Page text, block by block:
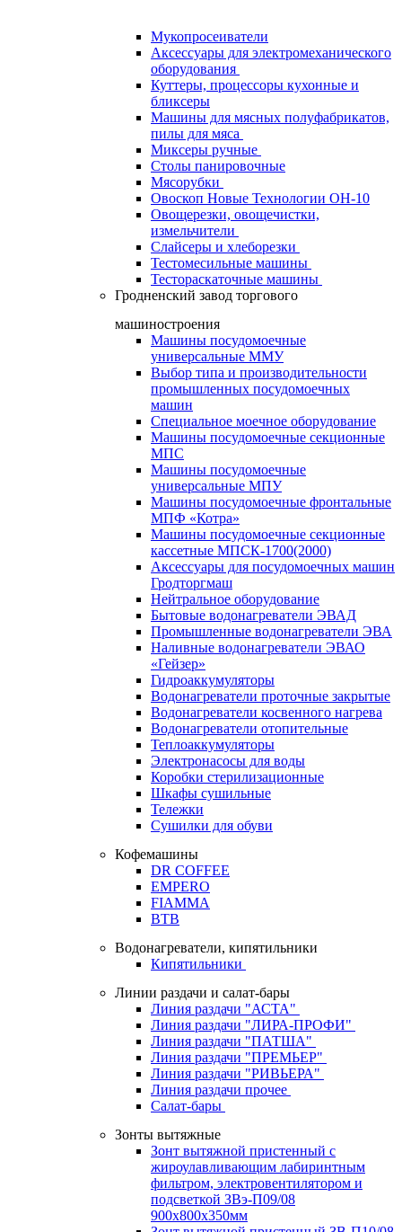
Мукопросеиватели
Аксессуары для электромеханического
оборудования
Куттеры, процессоры кухонные и
бликсеры
Машины для мясных полуфабрикатов,
пилы для мяса
Миксеры ручные
Столы панировочные
Мясорубки
Овоскоп Новые Технологии ОН-10
Овощерезки, овощечистки,
измельчители
Слайсеры и хлеборезки
Тестомесильные машины
Тестораскаточные машины
Гродненский завод торгового
машиностроения
Машины посудомоечные
универсальные ММУ
Выбор типа и производительности
промышленных посудомоечных
машин
Специальное моечное оборудование
Машины посудомоечные секционные
МПС
Машины посудомоечные
универсальные МПУ
Машины посудомоечные фронтальные
МПФ «Котра»
Машины посудомоечные секционные
кассетные МПСК-1700(2000)
Аксессуары для посудомоечных машин
Гродторгмаш
Нейтральное оборудование
Бытовые водонагреватели ЭВАД
Промышленные водонагреватели ЭВА
Наливные водонагреватели ЭВАО
«Гейзер»
Гидроаккумуляторы
Водонагреватели проточные закрытые
Водонагреватели косвенного нагрева
Водонагреватели отопительные
Теплоаккумуляторы
Электронасосы для воды
Коробки стерилизационные
Шкафы сушильные
Тележки
Сушилки для обуви
Кофемашины
DR COFFEE
EMPERO
FIAMMA
BTB
Водонагреватели, кипятильники
Кипятильники
Линии раздачи и салат-бары
Линия раздачи "АСТА"
Линия раздачи "ЛИРА-ПРОФИ"
Линия раздачи "ПАТША"
Линия раздачи "ПРЕМЬЕР"
Линия раздачи "РИВЬЕРА"
Линия раздачи прочее
Салат-бары
Зонты вытяжные
Зонт вытяжной пристенный с
жироулавливающим лабиринтным
фильтром, электровентилятором и
подсветкой ЗВэ-П09/08
900х800х350мм